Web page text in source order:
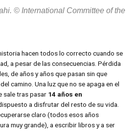
© International Committee of the
hacen todos lo correcto cuando se
a pesar de las consecuencias. Pérdida
de años y años que pasan sin que
camino. Una luz que no se apaga en el
sale tras pasar 14 años en
a disfrutar del resto de su vida.
claro (todos esos años
muy grande), a escribir libros y a ser